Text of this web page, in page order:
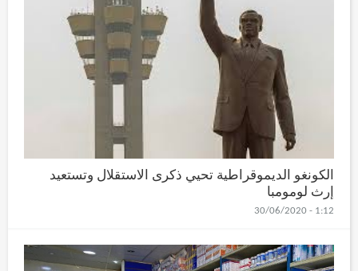
الكونغو الديموقراطية تحيي ذكرى الاستقلال وتستعيد
إرث لومومبا
1:12 - 30/06/2020